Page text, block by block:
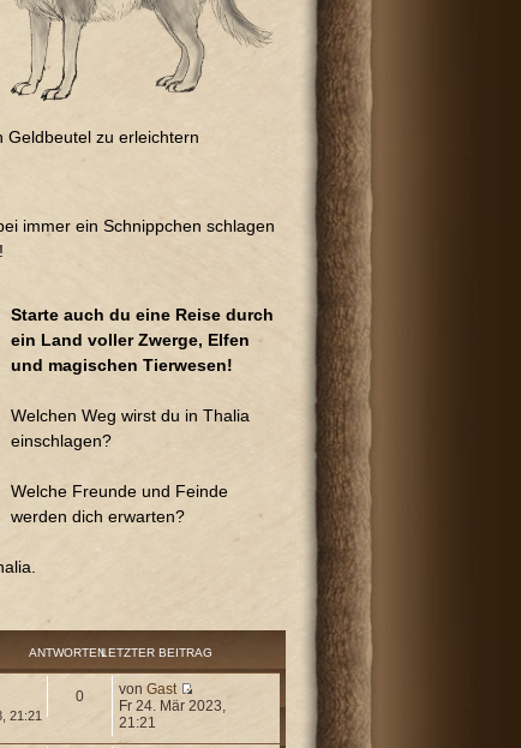
zu erleichtern
immer ein Schnippchen schlagen
Starte auch du eine Reise durch
ein Land voller Zwerge, Elfen
und magischen Tierwesen!
Welchen Weg wirst du in Thalia
einschlagen?
Welche Freunde und Feinde
werden dich erwarten?
ANTWORTENLETZTER BEITRAG
21:21
0 vonGast
Fr 24. Mär 2023,
21:21